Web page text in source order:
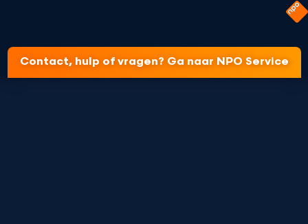
Contact, hulp of vragen? Ga naar NPO Service